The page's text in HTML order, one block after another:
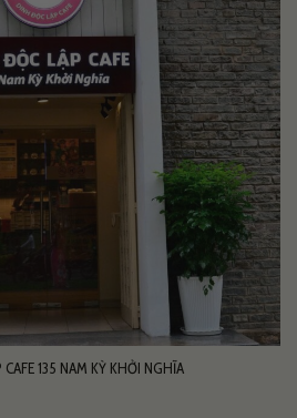
135 NAM KỲ KHỞI NGHĨA